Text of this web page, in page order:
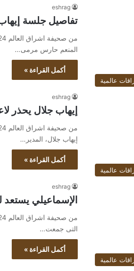
eshrag
تفاصيل جلسة
المنعم حارس مرمى…
أكمل القراءة »
عالمية
eshrag
إيهاب جلال يحذر
إيهاب جلال، المدير…
أكمل القراءة »
عالمية
eshrag
الإسماعيلي يستعد
التى جمعت…
أكمل القراءة »
عالمية